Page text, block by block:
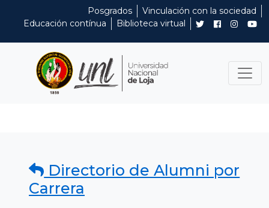
Posgrados
Vinculación con la sociedad
Educación contínua
Biblioteca virtual
Directorio de Alumni por
Carrera